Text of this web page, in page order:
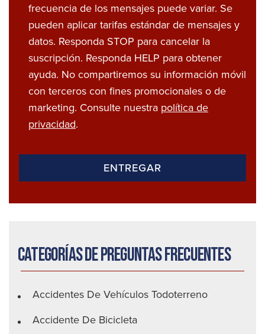
frecuencia de los mensajes puede variar. Se
pueden aplicar tarifas estándar de mensajes y
datos. Responda STOP para cancelar la
suscripción. Responda HELP para obtener
ayuda. No compartiremos su información móvil
con terceros con fines promocionales o de
marketing. Consulte nuestra política de
privacidad.
Categorías de preguntas frecuentes
Accidentes De Vehículos Todoterreno
Accidente De Bicicleta